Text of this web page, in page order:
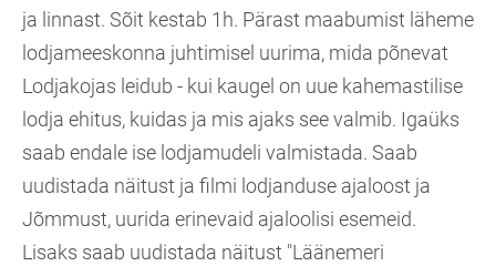
ja linnast. Sõit kestab 1h. Pärast maabumist läheme
lodjameeskonna juhtimisel uurima, mida põnevat
Lodjakojas leidub - kui kaugel on uue kahemastilise
lodja ehitus, kuidas ja mis ajaks see valmib. Igaüks
saab endale ise lodjamudeli valmistada. Saab
uudistada näitust ja filmi lodjanduse ajaloost ja
Jõmmust, uurida erinevaid ajaloolisi esemeid.
Lisaks saab uudistada näitust "Läänemeri